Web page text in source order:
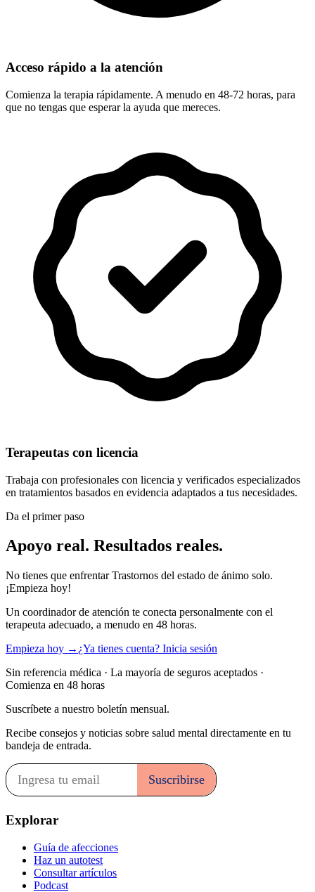
Acceso rápido a la atención
Comienza la terapia rápidamente. A menudo en 48-72 horas, para
que no tengas que esperar la ayuda que mereces.
Terapeutas con licencia
Trabaja con profesionales con licencia y verificados especializados
en tratamientos basados en evidencia adaptados a tus necesidades.
Da el primer paso
Apoyo real. Resultados reales.
No tienes que enfrentar Trastornos del estado de ánimo solo.
¡Empieza hoy!
Un coordinador de atención te conecta personalmente con el
terapeuta adecuado, a menudo en 48 horas.
Empieza hoy → ¿Ya tienes cuenta? Inicia sesión
Sin referencia médica · La mayoría de seguros aceptados ·
Comienza en 48 horas
Suscríbete a nuestro boletín mensual.
Recibe consejos y noticias sobre salud mental directamente en tu
bandeja de entrada.
Explorar
Guía de afecciones
Haz un autotest
Consultar artículos
Podcast